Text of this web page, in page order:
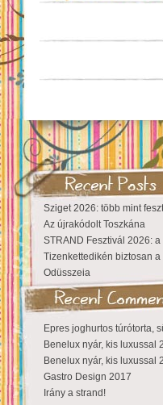
Sziget 2026: több mint
Az újrakódolt Toszkána
STRAND Fesztivál 2026: a
Tizenkettedikén biztosan a
Odüsszeia
Epres joghurtos túrótorta,
Benelux nyár, kis luxussal
Benelux nyár, kis luxussal
Gastro Design 2017
Irány a strand!